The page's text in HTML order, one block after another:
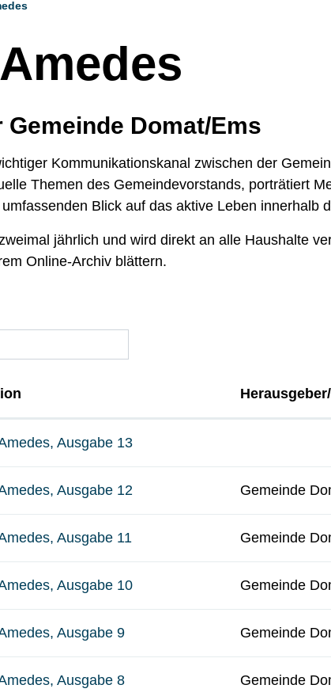
(ausgewählt)
Gemeinde Domat/Ems
Kommunikationskanal zwischen der
Themen des Gemeindevorstands, porträtiert
Blick auf das aktive Leben innerhalb
jährlich und wird direkt an alle Haushalte
Online-Archiv blättern.
Ausgabe 13
Ausgabe 12 Gemeinde
Ausgabe 11 Gemeinde
Ausgabe 10 Gemeinde
Ausgabe 9 Gemeinde
Ausgabe 8 Gemeinde